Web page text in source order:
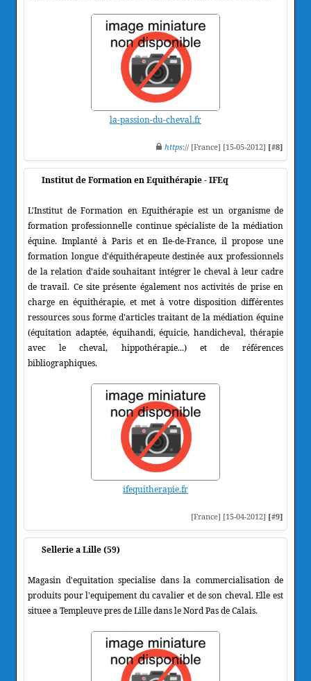
la-passion-du-cheval.fr
https:// [France] [15-05-2012] [#8]
Institut de Formation en Equithérapie - IFEq
L'Institut de Formation en Equithérapie est un organisme de
formation professionnelle continue spécialiste de la médiation
équine. Implanté à Paris et en Ile-de-France, il propose une
formation longue d'équithérapeute destinée aux professionnels
de la relation d'aide souhaitant intégrer le cheval à leur cadre
de travail. Ce site présente également nos activités de prise en
charge en équithérapie, et met à votre disposition différentes
ressources sous forme d'articles traitant de la médiation équine
(équitation adaptée, équihandi, équicie, handicheval, thérapie
avec le cheval, hippothérapie...) et de références
bibliographiques.
ifequitherapie.fr
[France] [15-04-2012] [#9]
Sellerie a Lille (59)
Magasin d'equitation specialise dans la commercialisation de
produits pour l'equipement du cavalier et de son cheval. Elle est
situee a Templeuve pres de Lille dans le Nord Pas de Calais.